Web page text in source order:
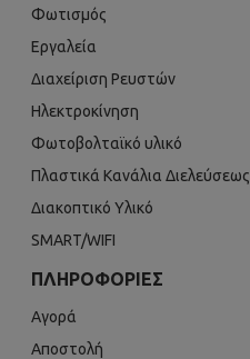
Φωτισμός
Εργαλεία
Διαχείριση Ρευστών
Ηλεκτροκίνηση
Φωτοβολταϊκό υλικό
Πλαστικά Κανάλια Διελεύσεως
Διακοπτικό Υλικό
SMART/WIFI
ΠΛΗΡΟΦΟΡΊΕΣ
Αγορά
Αποστολή